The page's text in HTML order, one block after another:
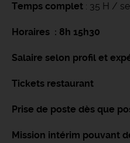
Temps complet : 35 H /
Horaires : 8h 15h30
Salaire selon profil et
Tickets restaurant
Prise de poste dès que
Mission intérim pouvant